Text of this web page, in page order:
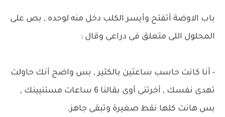
باب الاوضة أتفتح وأيسر الكلب دخل منه لوحده , بص على
المحلول اللى متعلق فى دراعى وقال :
- أنا كانت حاسب ساعتين بالكتير , بس واضح أنك حاولت
تهدى نفسك , أخرتنى أوى بقالنا 6 ساعات مستنيينك ,
بس هانت كلها نقط صغيرة وتبقى جاهز.